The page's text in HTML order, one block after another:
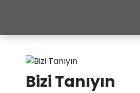
Bizi Tanıyın